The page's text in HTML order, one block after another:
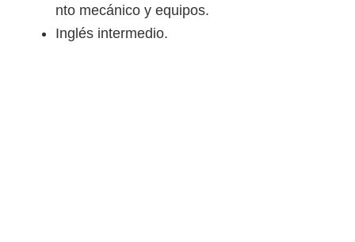
nto mecánico y equipos.
Inglés intermedio.